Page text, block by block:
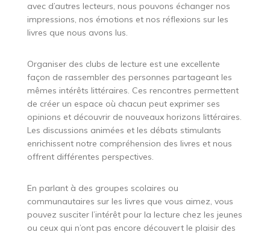
avec d’autres lecteurs, nous pouvons échanger nos
impressions, nos émotions et nos réflexions sur les
livres que nous avons lus.
Organiser des clubs de lecture est une excellente
façon de rassembler des personnes partageant les
mêmes intérêts littéraires. Ces rencontres permettent
de créer un espace où chacun peut exprimer ses
opinions et découvrir de nouveaux horizons littéraires.
Les discussions animées et les débats stimulants
enrichissent notre compréhension des livres et nous
offrent différentes perspectives.
En parlant à des groupes scolaires ou
communautaires sur les livres que vous aimez, vous
pouvez susciter l’intérêt pour la lecture chez les jeunes
ou ceux qui n’ont pas encore découvert le plaisir des